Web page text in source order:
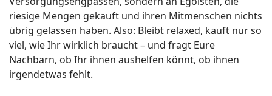
riesige Mengen gekauft und ihren Mitmenschen nichts
übrig gelassen haben. Also: Bleibt relaxed, kauft nur so
viel, wie Ihr wirklich braucht – und fragt Eure
Nachbarn, ob Ihr ihnen aushelfen könnt, ob ihnen
irgendetwas fehlt.